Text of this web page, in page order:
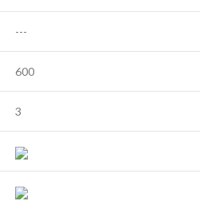
---
600
3